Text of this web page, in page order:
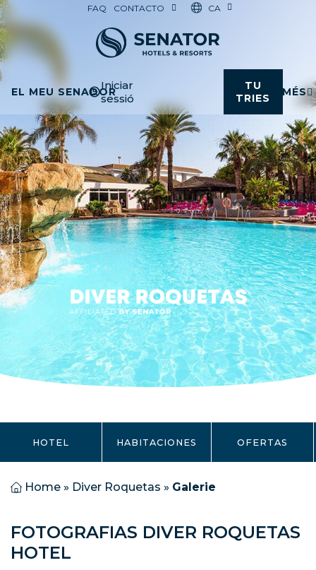
FAQ CONTACTO CA
EL MEU SENADORIniciar
sessió
TU
TRIES
MÉS
HOTEL HABITACIONES OFERTAS
Home » Diver Roquetas » Galerie
FOTOGRAFIAS DIVER ROQUETAS
HOTEL